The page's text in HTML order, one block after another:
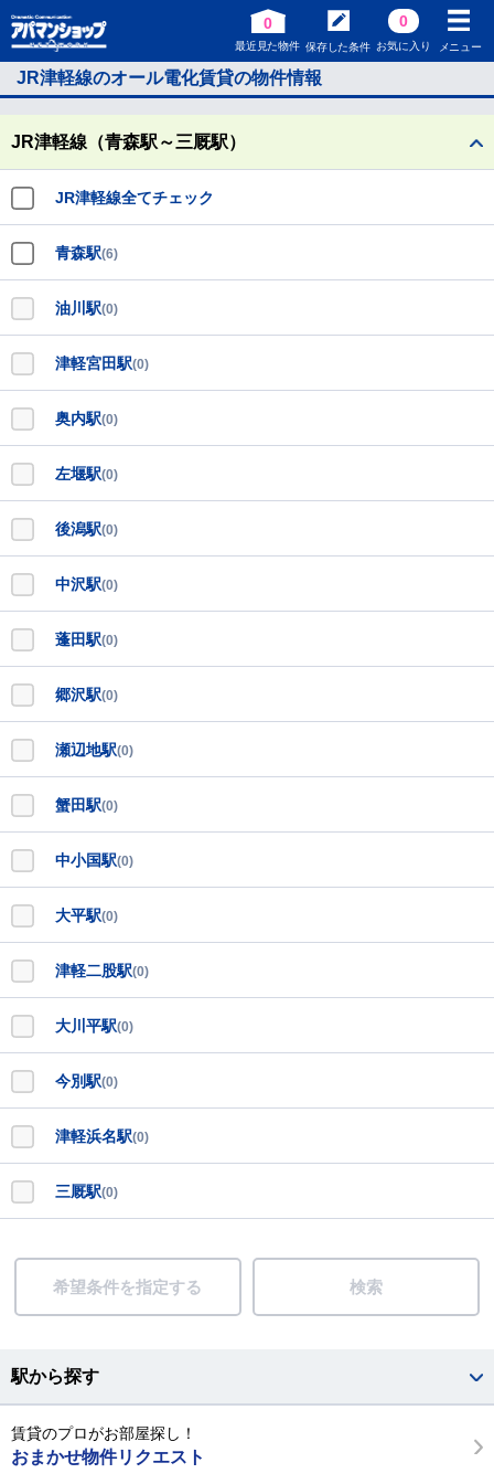
0
最近見た物件 保存した条件
0
お気に入り メニュー
JR津軽線のオール電化賃貸の物件情報
JR津軽線（青森駅～三厩駅）
JR津軽線全てチェック
青森駅(6)
油川駅(0)
津軽宮田駅(0)
奥内駅(0)
左堰駅(0)
後潟駅(0)
中沢駅(0)
蓬田駅(0)
郷沢駅(0)
瀬辺地駅(0)
蟹田駅(0)
中小国駅(0)
大平駅(0)
津軽二股駅(0)
大川平駅(0)
今別駅(0)
津軽浜名駅(0)
三厩駅(0)
希望条件を指定する 検索
駅から探す
賃貸のプロがお部屋探し！
おまかせ物件リクエスト